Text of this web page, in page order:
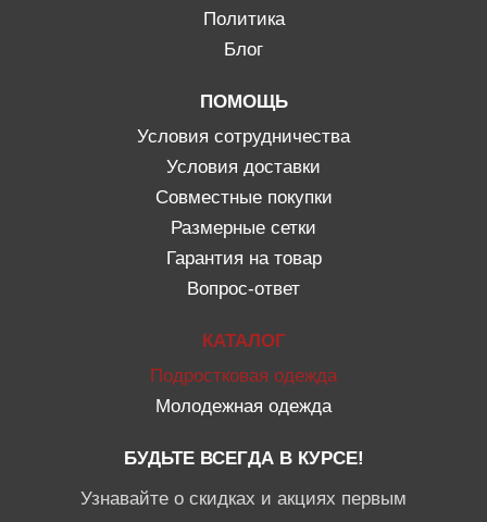
Политика
Блог
ПОМОЩЬ
Условия сотрудничества
Условия доставки
Совместные покупки
Размерные сетки
Гарантия на товар
Вопрос-ответ
КАТАЛОГ
Подростковая одежда
Молодежная одежда
БУДЬТЕ ВСЕГДА В КУРСЕ!
Узнавайте о скидках и акциях первым